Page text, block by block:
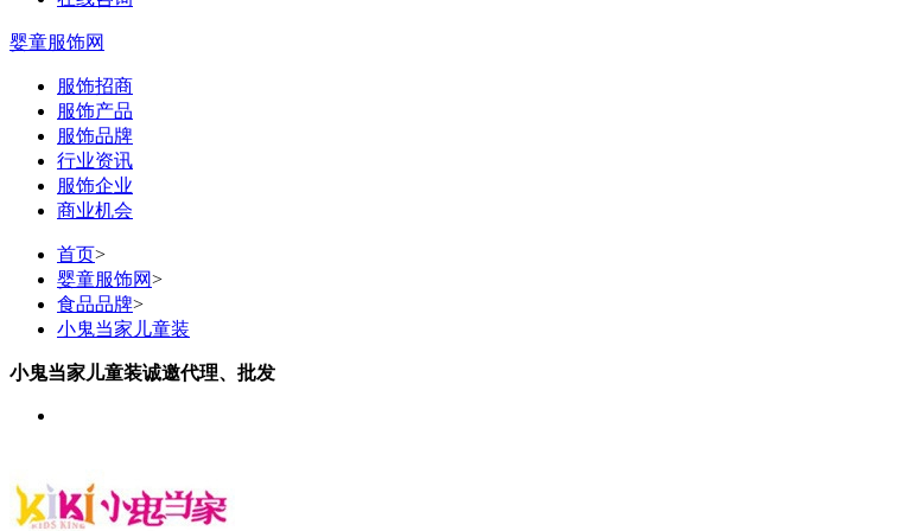
婴童服饰网
服饰招商
服饰产品
服饰品牌
行业资讯
服饰企业
商业机会
首页>
婴童服饰网>
食品品牌>
小鬼当家儿童装
小鬼当家儿童装诚邀代理、批发